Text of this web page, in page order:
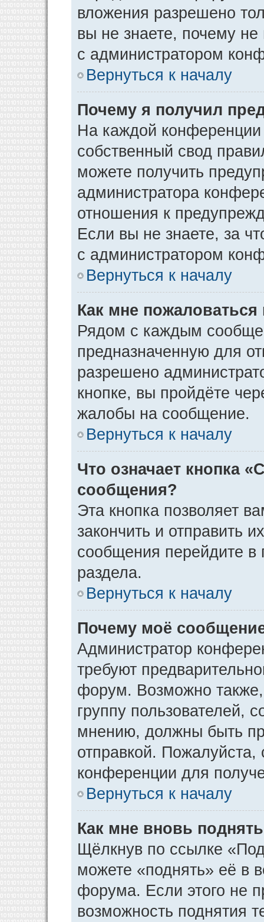
вложения разрешено
вы не знаете, почему
с администратором
Вернуться к началу
Почему я получил
На каждой конференции
собственный свод
можете получить
администратора
отношения к
Если вы не знаете, за
с администратором
Вернуться к началу
Как мне
Рядом с каждым
предназначенную для
разрешено
кнопке, вы пройдёте
жалобы на сообщение.
Вернуться к началу
Что означает кнопка
сообщения?
Эта кнопка позволяет
закончить и отправить
сообщения перейдите в
раздела.
Вернуться к началу
Почему моё
Администратор
требуют
форум. Возможно
группу пользователей,
мнению, должны быть
отправкой.
конференции для
Вернуться к началу
Как мне вновь
Щёлкнув по ссылке
можете «поднять» её в
форума. Если этого не
возможность поднятия